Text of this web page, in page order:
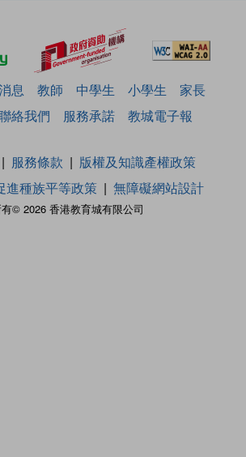
息 教師 中學生 小學生
家長
絡我們 服務承諾 教城電子報
© 2026 香港教育城有限公司
服務條款
版權及知識產權政策
進種族平等政策 無障礙網站設計